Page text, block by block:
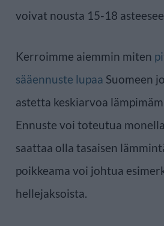
voivat nousta 15-18
Kerroimme aiemmin miten
sääennuste lupaa Suomeen
astetta keskiarvoa
Ennuste voi toteutua
saattaa olla tasaisen
poikkeama voi johtua
hellejaksoista.